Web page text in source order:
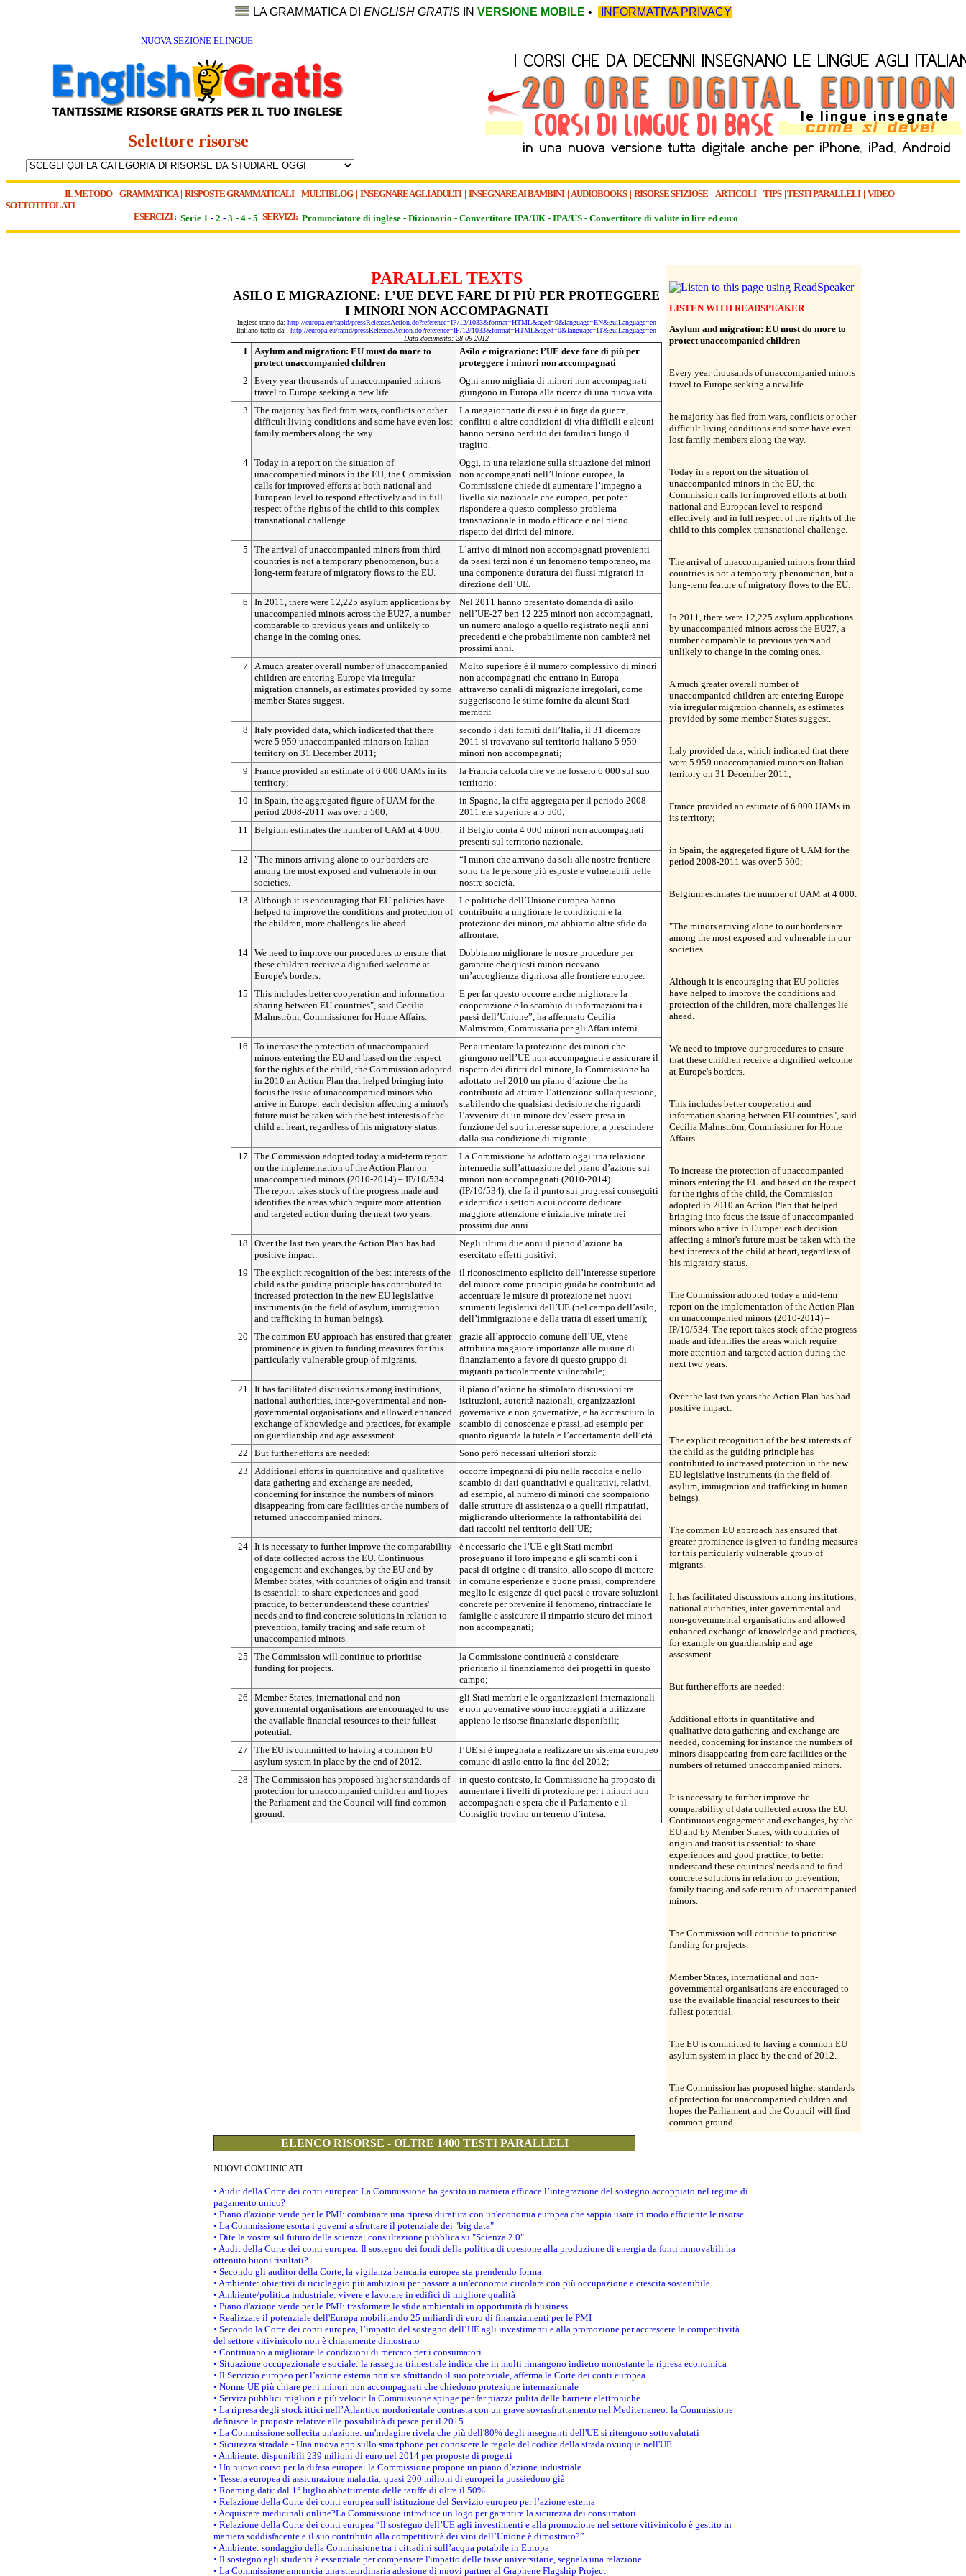
LA GRAMMATICA DI ENGLISH GRATIS IN VERSIONE MOBILE • INFORMATIVA PRIVACY
NUOVA SEZIONE ELINGUE
Selettore risorse
IL METODO| GRAMMATICA| RISPOSTE GRAMMATICALI| MULTIBLOG| INSEGNARE AGLI ADULTI | INSEGNARE AI BAMBINI| AUDIOBOOKS| RISORSE SFIZIOSE | ARTICOLI| TIPS|TESTI PARALLELI| VIDEO
SOTTOTITOLATI
ESERCIZI : Serie 1 - 2 - 3 - 4 - 5 SERVIZI: Pronunciatore di inglese - Dizionario - Convertitore IPA/UK - IPA/US - Convertitore di valute in lire ed euro
PARALLEL TEXTS
ASILO E MIGRAZIONE: L’UE DEVE FARE DI PIÙ PER PROTEGGERE
I MINORI NON ACCOMPAGNATI
Inglese tratto da: http://europa.eu/rapid/pressReleasesAction.do?reference=IP/12/1033&format=HTML&aged=0&language=EN&guiLanguage=en
Italiano tratto da: http://europa.eu/rapid/pressReleasesAction.do?reference=IP/12/1033&format=HTML&aged=0&language=IT&guiLanguage=en
Data documento: 28-09-2012
1
Asylum and migration: EU must do more to
protect unaccompanied children
Asilo e migrazione: l’UE deve fare di più per
proteggere i minori non accompagnati
2
Every year thousands of unaccompanied minors
travel to Europe seeking a new life.
Ogni anno migliaia di minori non accompagnati
giungono in Europa alla ricerca di una nuova vita.
3
The majority has fled from wars, conflicts or other
difficult living conditions and some have even lost
family members along the way.
La maggior parte di essi è in fuga da guerre,
conflitti o altre condizioni di vita difficili e alcuni
hanno persino perduto dei familiari lungo il
tragitto.
4 Today in a report on the situation of
unaccompanied minors in the EU, the Commission
calls for improved efforts at both national and
European level to respond effectively and in full
respect of the rights of the child to this complex
transnational challenge.
Oggi, in una relazione sulla situazione dei minori
non accompagnati nell’Unione europea, la
Commissione chiede di aumentare l’impegno a
livello sia nazionale che europeo, per poter
rispondere a questo complesso problema
transnazionale in modo efficace e nel pieno
rispetto dei diritti del minore.
5
The arrival of unaccompanied minors from third
countries is not a temporary phenomenon, but a
long-term feature of migratory flows to the EU.
L’arrivo di minori non accompagnati provenienti
da paesi terzi non è un fenomeno temporaneo, ma
una componente duratura dei flussi migratori in
direzione dell’UE.
6
In 2011, there were 12,225 asylum applications by
unaccompanied minors across the EU27, a number
comparable to previous years and unlikely to
change in the coming ones.
Nel 2011 hanno presentato domanda di asilo
nell’UE-27 ben 12 225 minori non accompagnati,
un numero analogo a quello registrato negli anni
precedenti e che probabilmente non cambierà nei
prossimi anni.
7
A much greater overall number of unaccompanied
children are entering Europe via irregular
migration channels, as estimates provided by some
member States suggest.
Molto superiore è il numero complessivo di minori
non accompagnati che entrano in Europa
attraverso canali di migrazione irregolari, come
suggeriscono le stime fornite da alcuni Stati
membri:
8
Italy provided data, which indicated that there
were 5 959 unaccompanied minors on Italian
territory on 31 December 2011;
secondo i dati forniti dall’Italia, il 31 dicembre
2011 si trovavano sul territorio italiano 5 959
minori non accompagnati;
9
France provided an estimate of 6 000 UAMs in its
territory;
la Francia calcola che ve ne fossero 6 000 sul suo
territorio;
10
in Spain, the aggregated figure of UAM for the
period 2008-2011 was over 5 500;
in Spagna, la cifra aggregata per il periodo 2008-
2011 era superiore a 5 500;
11
Belgium estimates the number of UAM at 4 000.
il Belgio conta 4 000 minori non accompagnati
presenti sul territorio nazionale.
12
"The minors arriving alone to our borders are
among the most exposed and vulnerable in our
societies.
“I minori che arrivano da soli alle nostre frontiere
sono tra le persone più esposte e vulnerabili nelle
nostre società.
13
Although it is encouraging that EU policies have
helped to improve the conditions and protection of
the children, more challenges lie ahead.
Le politiche dell’Unione europea hanno
contribuito a migliorare le condizioni e la
protezione dei minori, ma abbiamo altre sfide da
affrontare.
14 We need to improve our procedures to ensure that
these children receive a dignified welcome at
Europe's borders.
Dobbiamo migliorare le nostre procedure per
garantire che questi minori ricevano
un’accoglienza dignitosa alle frontiere europee.
15
This includes better cooperation and information
sharing between EU countries", said Cecilia
Malmström, Commissioner for Home Affairs.
E per far questo occorre anche migliorare la
cooperazione e lo scambio di informazioni tra i
paesi dell’Unione”, ha affermato Cecilia
Malmström, Commissaria per gli Affari interni.
16
To increase the protection of unaccompanied
minors entering the EU and based on the respect
for the rights of the child, the Commission adopted
in 2010 an Action Plan that helped bringing into
focus the issue of unaccompanied minors who
arrive in Europe: each decision affecting a minor's
future must be taken with the best interests of the
child at heart, regardless of his migratory status.
Per aumentare la protezione dei minori che
giungono nell’UE non accompagnati e assicurare il
rispetto dei diritti del minore, la Commissione ha
adottato nel 2010 un piano d’azione che ha
contribuito ad attirare l’attenzione sulla questione,
stabilendo che qualsiasi decisione che riguardi
l’avvenire di un minore dev’essere presa in
funzione del suo interesse superiore, a prescindere
dalla sua condizione di migrante.
17
The Commission adopted today a mid-term report
on the implementation of the Action Plan on
unaccompanied minors (2010-2014) – IP/10/534.
The report takes stock of the progress made and
identifies the areas which require more attention
and targeted action during the next two years.
La Commissione ha adottato oggi una relazione
intermedia sull’attuazione del piano d’azione sui
minori non accompagnati (2010-2014)
(IP/10/534), che fa il punto sui progressi conseguiti
e identifica i settori a cui occorre dedicare
maggiore attenzione e iniziative mirate nei
prossimi due anni.
18
Over the last two years the Action Plan has had
positive impact:
Negli ultimi due anni il piano d’azione ha
esercitato effetti positivi:
19
The explicit recognition of the best interests of the
child as the guiding principle has contributed to
increased protection in the new EU legislative
instruments (in the field of asylum, immigration
and trafficking in human beings).
il riconoscimento esplicito dell’interesse superiore
del minore come principio guida ha contribuito ad
accentuare le misure di protezione nei nuovi
strumenti legislativi dell’UE (nel campo dell’asilo,
dell’immigrazione e della tratta di esseri umani);
20
The common EU approach has ensured that greater
prominence is given to funding measures for this
particularly vulnerable group of migrants.
grazie all’approccio comune dell’UE, viene
attribuita maggiore importanza alle misure di
finanziamento a favore di questo gruppo di
migranti particolarmente vulnerabile;
21
It has facilitated discussions among institutions,
national authorities, inter-governmental and non-
governmental organisations and allowed enhanced
exchange of knowledge and practices, for example
on guardianship and age assessment.
il piano d’azione ha stimolato discussioni tra
istituzioni, autorità nazionali, organizzazioni
governative e non governative, e ha accresciuto lo
scambio di conoscenze e prassi, ad esempio per
quanto riguarda la tutela e l’accertamento dell’età.
22
But further efforts are needed:
Sono però necessari ulteriori sforzi:
23
Additional efforts in quantitative and qualitative
data gathering and exchange are needed,
concerning for instance the numbers of minors
disappearing from care facilities or the numbers of
returned unaccompanied minors.
occorre impegnarsi di più nella raccolta e nello
scambio di dati quantitativi e qualitativi, relativi,
ad esempio, al numero di minori che scompaiono
dalle strutture di assistenza o a quelli rimpatriati,
migliorando ulteriormente la raffrontabilità dei
dati raccolti nel territorio dell’UE;
24 It is necessary to further improve the comparability
of data collected across the EU. Continuous
engagement and exchanges, by the EU and by
Member States, with countries of origin and transit
is essential: to share experiences and good
practice, to better understand these countries'
needs and to find concrete solutions in relation to
prevention, family tracing and safe return of
unaccompanied minors.
è necessario che l’UE e gli Stati membri
proseguano il loro impegno e gli scambi con i
paesi di origine e di transito, allo scopo di mettere
in comune esperienze e buone prassi, comprendere
meglio le esigenze di quei paesi e trovare soluzioni
concrete per prevenire il fenomeno, rintracciare le
famiglie e assicurare il rimpatrio sicuro dei minori
non accompagnati;
25
The Commission will continue to prioritise
funding for projects.
la Commissione continuerà a considerare
prioritario il finanziamento dei progetti in questo
campo;
26
Member States, international and non-
governmental organisations are encouraged to use
the available financial resources to their fullest
potential.
gli Stati membri e le organizzazioni internazionali
e non governative sono incoraggiati a utilizzare
appieno le risorse finanziarie disponibili;
27
The EU is committed to having a common EU
asylum system in place by the end of 2012.
l’UE si è impegnata a realizzare un sistema europeo
comune di asilo entro la fine del 2012;
28
The Commission has proposed higher standards of
protection for unaccompanied children and hopes
the Parliament and the Council will find common
ground.
in questo contesto, la Commissione ha proposto di
aumentare i livelli di protezione per i minori non
accompagnati e spera che il Parlamento e il
Consiglio trovino un terreno d’intesa.
LISTEN WITH READSPEAKER
Asylum and migration: EU must do more to
protect unaccompanied children
Every year thousands of unaccompanied minors
travel to Europe seeking a new life.
he majority has fled from wars, conflicts or other
difficult living conditions and some have even
lost family members along the way.
Today in a report on the situation of
unaccompanied minors in the EU, the
Commission calls for improved efforts at both
national and European level to respond
effectively and in full respect of the rights of the
child to this complex transnational challenge.
The arrival of unaccompanied minors from third
countries is not a temporary phenomenon, but a
long-term feature of migratory flows to the EU.
In 2011, there were 12,225 asylum applications
by unaccompanied minors across the EU27, a
number comparable to previous years and
unlikely to change in the coming ones.
A much greater overall number of
unaccompanied children are entering Europe
via irregular migration channels, as estimates
provided by some member States suggest.
Italy provided data, which indicated that there
were 5 959 unaccompanied minors on Italian
territory on 31 December 2011;
France provided an estimate of 6 000 UAMs in
its territory;
in Spain, the aggregated figure of UAM for the
period 2008-2011 was over 5 500;
Belgium estimates the number of UAM at 4 000.
"The minors arriving alone to our borders are
among the most exposed and vulnerable in our
societies.
Although it is encouraging that EU policies
have helped to improve the conditions and
protection of the children, more challenges lie
ahead.
We need to improve our procedures to ensure
that these children receive a dignified welcome
at Europe's borders.
This includes better cooperation and
information sharing between EU countries", said
Cecilia Malmström, Commissioner for Home
Affairs.
To increase the protection of unaccompanied
minors entering the EU and based on the respect
for the rights of the child, the Commission
adopted in 2010 an Action Plan that helped
bringing into focus the issue of unaccompanied
minors who arrive in Europe: each decision
affecting a minor's future must be taken with the
best interests of the child at heart, regardless of
his migratory status.
The Commission adopted today a mid-term
report on the implementation of the Action Plan
on unaccompanied minors (2010-2014) –
IP/10/534. The report takes stock of the progress
made and identifies the areas which require
more attention and targeted action during the
next two years.
Over the last two years the Action Plan has had
positive impact:
The explicit recognition of the best interests of
the child as the guiding principle has
contributed to increased protection in the new
EU legislative instruments (in the field of
asylum, immigration and trafficking in human
beings).
The common EU approach has ensured that
greater prominence is given to funding measures
for this particularly vulnerable group of
migrants.
It has facilitated discussions among institutions,
national authorities, inter-governmental and
non-governmental organisations and allowed
enhanced exchange of knowledge and practices,
for example on guardianship and age
assessment.
But further efforts are needed:
Additional efforts in quantitative and
qualitative data gathering and exchange are
needed, concerning for instance the numbers of
minors disappearing from care facilities or the
numbers of returned unaccompanied minors.
It is necessary to further improve the
comparability of data collected across the EU.
Continuous engagement and exchanges, by the
EU and by Member States, with countries of
origin and transit is essential: to share
experiences and good practice, to better
understand these countries' needs and to find
concrete solutions in relation to prevention,
family tracing and safe return of unaccompanied
minors.
The Commission will continue to prioritise
funding for projects.
Member States, international and non-
governmental organisations are encouraged to
use the available financial resources to their
fullest potential.
The EU is committed to having a common EU
asylum system in place by the end of 2012.
The Commission has proposed higher standards
of protection for unaccompanied children and
hopes the Parliament and the Council will find
common ground.
ELENCO RISORSE - OLTRE 1400 TESTI PARALLELI
NUOVI COMUNICATI
• Audit della Corte dei conti europea: La Commissione ha gestito in maniera efficace l’integrazione del sostegno accoppiato nel regime di
pagamento unico?
• Piano d'azione verde per le PMI: combinare una ripresa duratura con un'economia europea che sappia usare in modo efficiente le risorse
• La Commissione esorta i governi a sfruttare il potenziale dei "big data"
• Dite la vostra sul futuro della scienza: consultazione pubblica su "Scienza 2.0"
• Audit della Corte dei conti europea: Il sostegno dei fondi della politica di coesione alla produzione di energia da fonti rinnovabili ha
ottenuto buoni risultati?
• Secondo gli auditor della Corte, la vigilanza bancaria europea sta prendendo forma
• Ambiente: obiettivi di riciclaggio più ambiziosi per passare a un'economia circolare con più occupazione e crescita sostenibile
• Ambiente/politica industriale: vivere e lavorare in edifici di migliore qualità
• Piano d'azione verde per le PMI: trasformare le sfide ambientali in opportunità di business
• Realizzare il potenziale dell'Europa mobilitando 25 miliardi di euro di finanziamenti per le PMI
• Secondo la Corte dei conti europea, l’impatto del sostegno dell’UE agli investimenti e alla promozione per accrescere la competitività
del settore vitivinicolo non è chiaramente dimostrato
• Continuano a migliorare le condizioni di mercato per i consumatori
• Situazione occupazionale e sociale: la rassegna trimestrale indica che in molti rimangono indietro nonostante la ripresa economica
• Il Servizio europeo per l’azione esterna non sta sfruttando il suo potenziale, afferma la Corte dei conti europea
• Norme UE più chiare per i minori non accompagnati che chiedono protezione internazionale
• Servizi pubblici migliori e più veloci: la Commissione spinge per far piazza pulita delle barriere elettroniche
• La ripresa degli stock ittici nell’Atlantico nordorientale contrasta con un grave sovrasfruttamento nel Mediterraneo: la Commissione
definisce le proposte relative alle possibilità di pesca per il 2015
• La Commissione sollecita un'azione: un'indagine rivela che più dell'80% degli insegnanti dell'UE si ritengono sottovalutati
• Sicurezza stradale - Una nuova app sullo smartphone per conoscere le regole del codice della strada ovunque nell'UE
• Ambiente: disponibili 239 milioni di euro nel 2014 per proposte di progetti
• Un nuovo corso per la difesa europea: la Commissione propone un piano d’azione industriale
• Tessera europea di assicurazione malattia: quasi 200 milioni di europei la possiedono già
• Roaming dati: dal 1° luglio abbattimento delle tariffe di oltre il 50%
• Relazione della Corte dei conti europea sull’istituzione del Servizio europeo per l’azione esterna
• Acquistare medicinali online?La Commissione introduce un logo per garantire la sicurezza dei consumatori
• Relazione della Corte dei conti europea “Il sostegno dell’UE agli investimenti e alla promozione nel settore vitivinicolo è gestito in
maniera soddisfacente e il suo contributo alla competitività dei vini dell’Unione è dimostrato?”
• Ambiente: sondaggio della Commissione tra i cittadini sull’acqua potabile in Europa
• Il sostegno agli studenti è essenziale per compensare l'impatto delle tasse universitarie, segnala una relazione
• La Commissione annuncia una straordinaria adesione di nuovi partner al Graphene Flagship Project